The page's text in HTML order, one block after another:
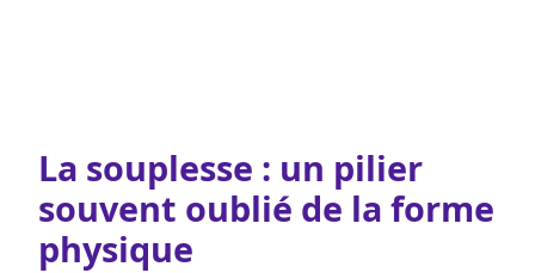
La souplesse : un pilier
souvent oublié de la forme
physique